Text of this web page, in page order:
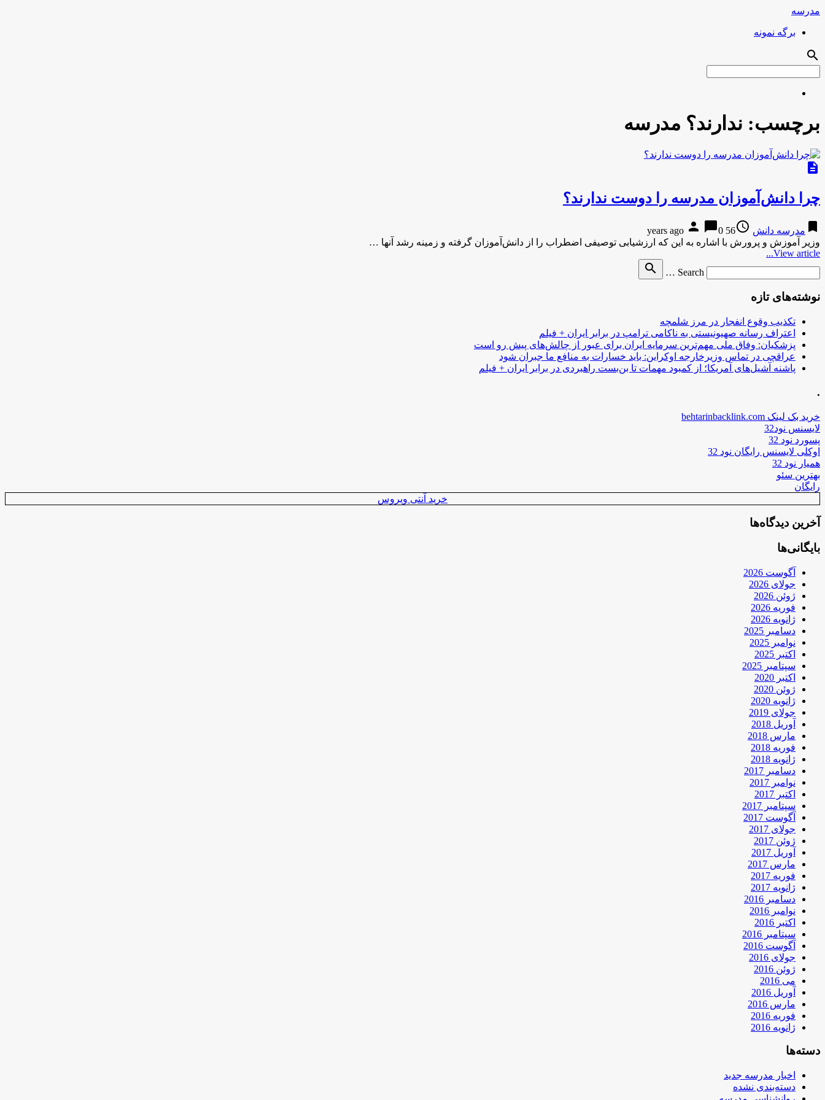
مدرسه
برگه نمونه
search
برچسب: ندارند؟ مدرسه
description
چرا دانش‌آموزان مدرسه را دوست ندارند؟
bookmark مدرسه دانش access_time
56 years ago
person chat_bubble0
وزیر آموزش و پرورش با اشاره به این که ارزشیابی توصیفی اضطراب را از دانش‌آموزان گرفته و زمینه رشد آنها …
View article...
Search …
search
نوشته‌های تازه
تکذیب وقوع انفجار در مرز شلمچه
اعتراف رسانه صهیونیستی به ناکامی ترامپ در برابر ایران + فیلم
پزشکیان: وفاق ملی مهم‌ترین سرمایه ایران برای عبور از چالش‌های پیش رو است
عراقچی در تماس وزیرخارجه اوکراین: باید خسارات به منافع ما جبران شود
پاشنه آشیل‌های آمریکا؛ از کمبود مهمات تا بن‌بست راهبردی در برابر ایران + فیلم
.
خرید بک لینک behtarinbacklink.com
لایسنس نود32
پسورد نود 32
اوکلی لایسنس رایگان نود 32
همیار نود 32
بهترین سئو
رایگان
خرید آنتی ویروس
آخرین دیدگاه‌ها
بایگانی‌ها
آگوست 2026
جولای 2026
ژوئن 2026
فوریه 2026
ژانویه 2026
دسامبر 2025
نوامبر 2025
اکتبر 2025
سپتامبر 2025
اکتبر 2020
ژوئن 2020
ژانویه 2020
جولای 2019
آوریل 2018
مارس 2018
فوریه 2018
ژانویه 2018
دسامبر 2017
نوامبر 2017
اکتبر 2017
سپتامبر 2017
آگوست 2017
جولای 2017
ژوئن 2017
آوریل 2017
مارس 2017
فوریه 2017
ژانویه 2017
دسامبر 2016
نوامبر 2016
اکتبر 2016
سپتامبر 2016
آگوست 2016
جولای 2016
ژوئن 2016
می 2016
آوریل 2016
مارس 2016
فوریه 2016
ژانویه 2016
دسته‌ها
اخبار مدرسه جدید
دسته‌بندی نشده